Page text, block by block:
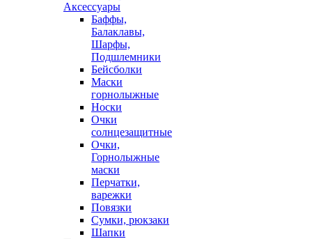
Аксессуары
Баффы,
Балаклавы,
Шарфы,
Подшлемники
Бейсболки
Маски
горнолыжные
Носки
Очки
солнцезащитные
Очки,
Горнолыжные
маски
Перчатки,
варежки
Повязки
Сумки, рюкзаки
Шапки